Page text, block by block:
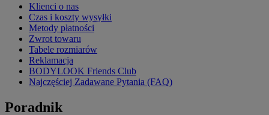
Klienci o nas
Czas i koszty wysyłki
Metody płatności
Zwrot towaru
Tabele rozmiarów
Reklamacja
BODYLOOK Friends Club
Najczęściej Zadawane Pytania (FAQ)
Poradnik